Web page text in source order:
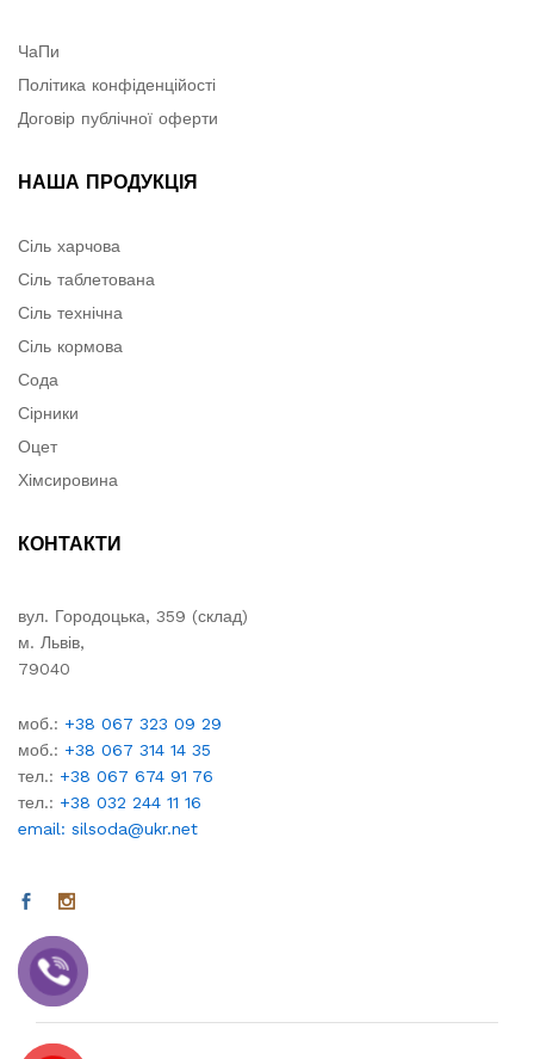
ЧаПи
Політика конфіденційості
Договір публічної оферти
НАША ПРОДУКЦІЯ
Сіль харчова
Сіль таблетована
Сіль технічна
Сіль кормова
Сода
Сірники
Оцет
Хімсировина
КОНТАКТИ
вул. Городоцька, 359 (склад)
м. Львів,
79040
моб.: +38 067 323 09 29
моб.: +38 067 314 14 35
тел.: +38 067 674 91 76
тел.: +38 032 244 11 16
email: silsoda@ukr.net